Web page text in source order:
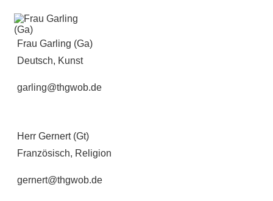
Frau Garling (Ga)
Deutsch, Kunst
garling@thgwob.de
Herr Gernert (Gt)
Französisch, Religion
gernert@thgwob.de